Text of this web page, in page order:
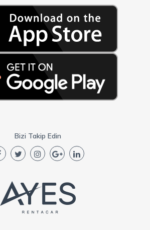
Bizi Takip Edin